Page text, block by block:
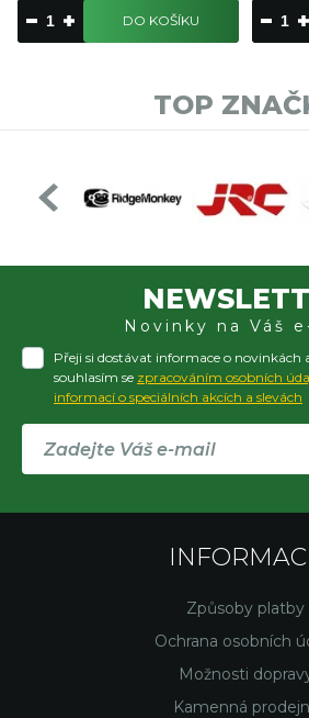
DO KOŠÍKU
TOP
Novinky na Váš
Přeji si dostávat informace o novinkách
souhlasím se zpracováním osobních
informací o speciálních akcích a slevách
Způsoby platby
Ochrana osobních
Možnosti
Kamenná